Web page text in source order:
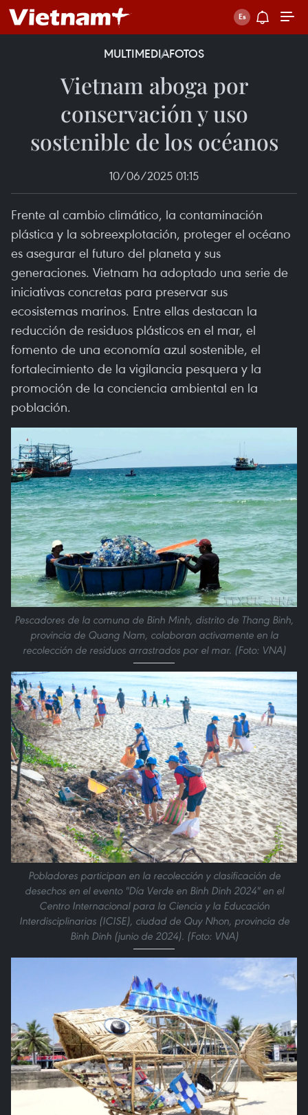
MULTIMEDIAFOTOS
Vietnam aboga por
conservación y uso
sostenible de los océanos
10/06/2025 01:15
Frente al cambio climático, la contaminación
plástica y la sobreexplotación, proteger el océano
es asegurar el futuro del planeta y sus
generaciones. Vietnam ha adoptado una serie de
iniciativas concretas para preservar sus
ecosistemas marinos. Entre ellas destacan la
reducción de residuos plásticos en el mar, el
fomento de una economía azul sostenible, el
fortalecimiento de la vigilancia pesquera y la
promoción de la conciencia ambiental en la
población.
Pescadores de la comuna de Binh Minh, distrito de Thang Binh,
provincia de Quang Nam, colaboran activamente en la
recolección de residuos arrastrados por el mar. (Foto: VNA)
Pobladores participan en la recolección y clasificación de
desechos en el evento "Día Verde en Binh Dinh 2024" en el
Centro Internacional para la Ciencia y la Educación
Interdisciplinarias (ICISE), ciudad de Quy Nhon, provincia de
Binh Dinh (junio de 2024). (Foto: VNA)